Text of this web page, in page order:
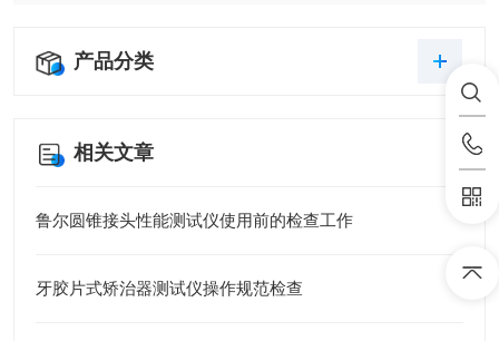
产品分类
相关文章
鲁尔圆锥接头性能测试仪使用前的检查工作
牙胶片式矫治器测试仪操作规范检查